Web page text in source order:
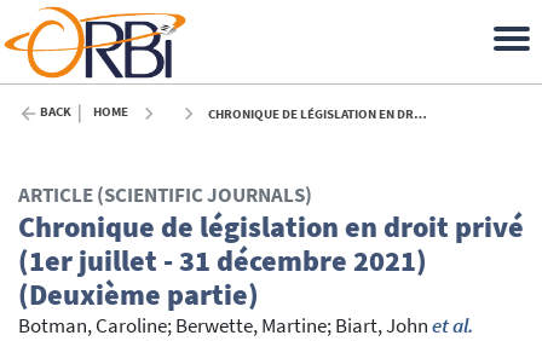
BACK HOME CHRONIQUE DE LÉGISLATION EN DROIT PRIVÉ (1ER JUILLET - 31 DÉCEMBRE 2021) (DEUXIÈME PARTIE) - 2022
ARTICLE (SCIENTIFIC JOURNALS)
Chronique de législation en droit privé
(1er juillet - 31 décembre 2021)
(Deuxième partie)
Botman, Caroline;Berwette, Martine;Biart, Johnet al.